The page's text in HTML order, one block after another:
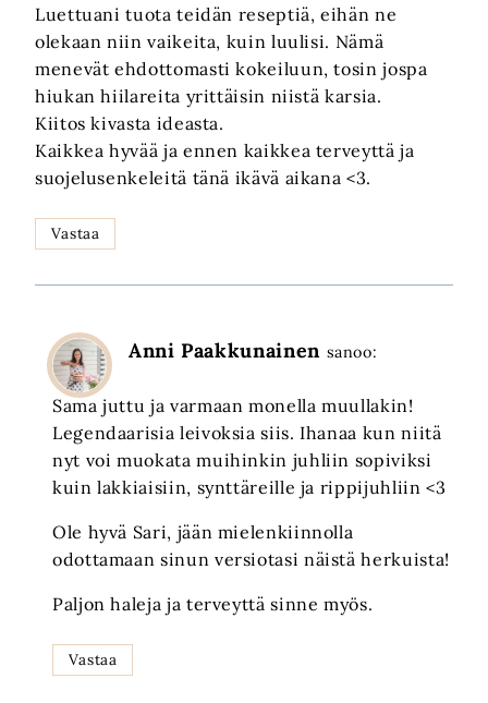
Luettuani tuota teidän reseptiä, eihän ne
olekaan niin vaikeita, kuin luulisi. Nämä
menevät ehdottomasti kokeiluun, tosin jospa
hiukan hiilareita yrittäisin niistä karsia.
Kiitos kivasta ideasta.
Kaikkea hyvää ja ennen kaikkea terveyttä ja
suojelusenkeleitä tänä ikävä aikana <3.
Vastaa
Anni Paakkunainen sanoo:
Sama juttu ja varmaan monella muullakin!
Legendaarisia leivoksia siis. Ihanaa kun niitä
nyt voi muokata muihinkin juhliin sopiviksi
kuin lakkiaisiin, synttäreille ja rippijuhliin <3
Ole hyvä Sari, jään mielenkiinnolla
odottamaan sinun versiotasi näistä herkuista!
Paljon haleja ja terveyttä sinne myös.
Vastaa